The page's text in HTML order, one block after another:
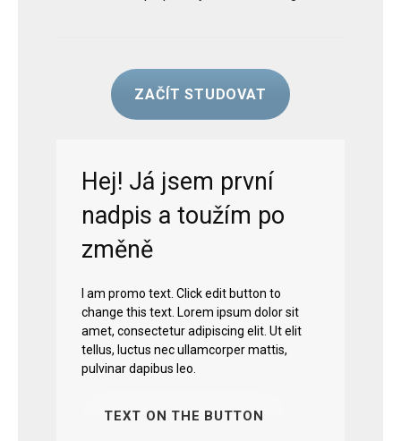
ZAČÍT STUDOVAT
Hej! Já jsem první
nadpis a toužím po
změně
I am promo text. Click edit button to
change this text. Lorem ipsum dolor sit
amet, consectetur adipiscing elit. Ut elit
tellus, luctus nec ullamcorper mattis,
pulvinar dapibus leo.
TEXT ON THE BUTTON